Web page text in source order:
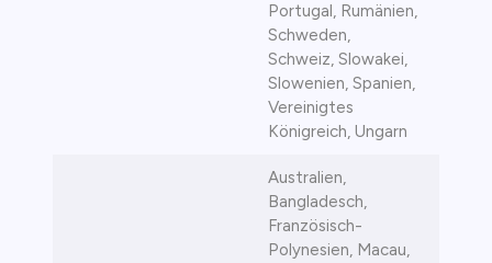
Portugal, Rumänien,
Schweden,
Schweiz, Slowakei,
Slowenien, Spanien,
Vereinigtes
Königreich, Ungarn
Australien,
Bangladesch,
Französisch-
Polynesien, Macau,